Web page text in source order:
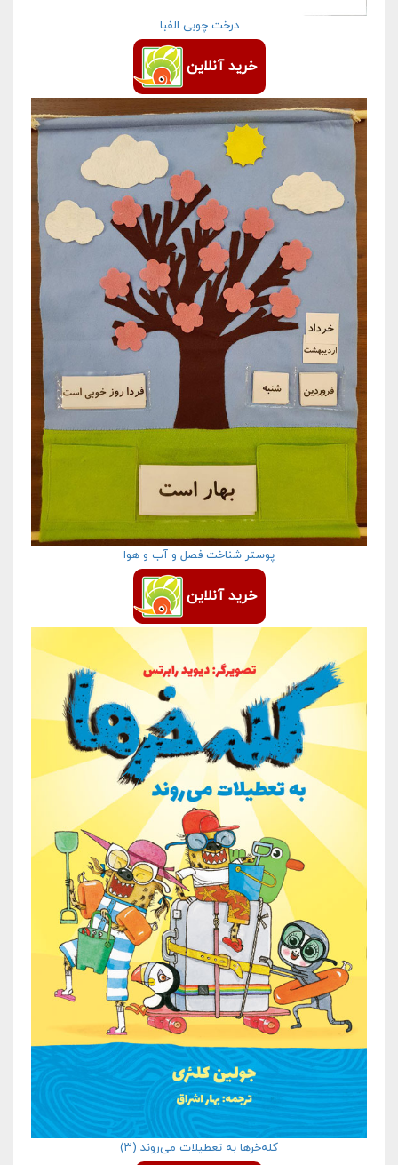
درخت چوبی الفبا
خرید آنلاین
پوستر شناخت فصل و آب و هوا
خرید آنلاین
کله‌خرها به تعطیلات می‌روند (۳)